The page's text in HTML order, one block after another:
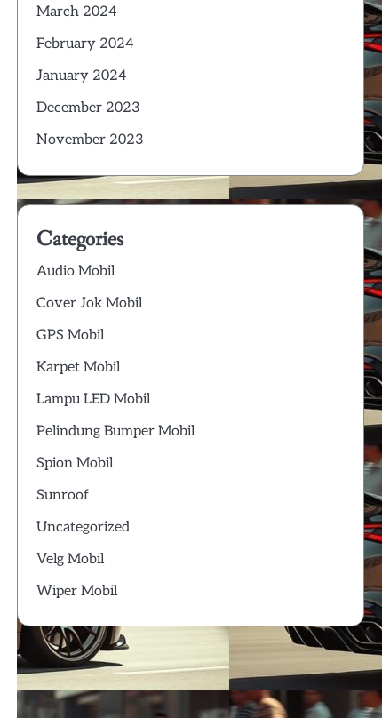
March 2024
February 2024
January 2024
December 2023
November 2023
Categories
Audio Mobil
Cover Jok Mobil
GPS Mobil
Karpet Mobil
Lampu LED Mobil
Pelindung Bumper Mobil
Spion Mobil
Sunroof
Uncategorized
Velg Mobil
Wiper Mobil